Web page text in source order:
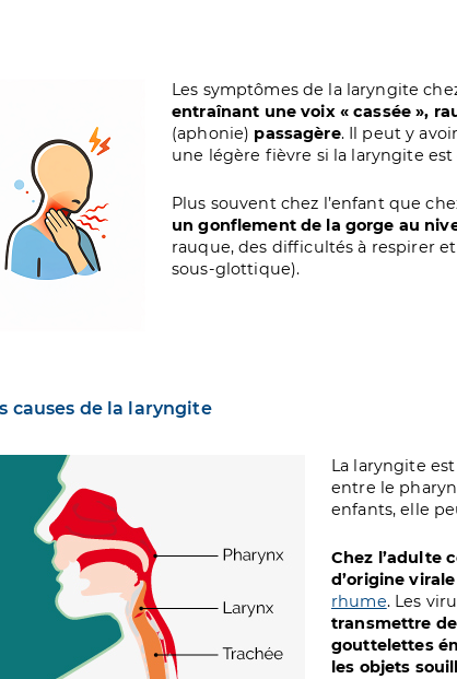
Les symptômes de la laryngite
entraînant une voix « cassée »,
(aphonie) passagère. Il peut y
une légère fièvre si la laryngite
Plus souvent chez l’enfant que
un gonflement de la gorge au
rauque, des difficultés à respirer
sous-glottique).
causes de la laryngite
La laryngite
entre le
enfants, elle
Chez l’adulte
d’origine virale
rhume. Les
transmettre
gouttelettes
les objets